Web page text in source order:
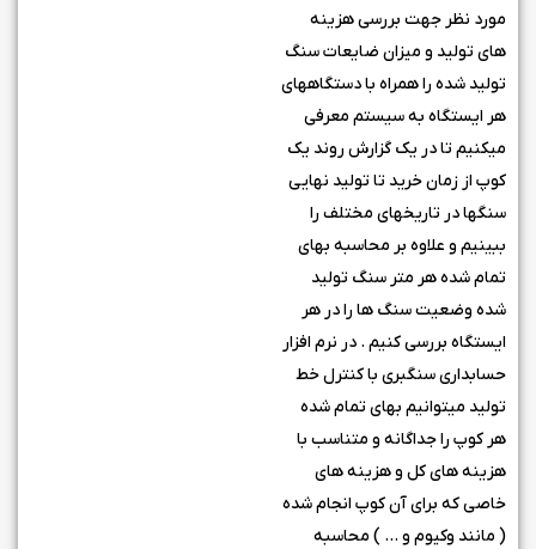
مورد نظر جهت بررسی هزینه
های تولید و میزان ضایعات سنگ
تولید شده را همراه با دستگاههای
هر ایستگاه به سیستم معرفی
میکنیم تا در یک گزارش روند یک
کوپ از زمان خرید تا تولید نهایی
سنگها در تاریخهای مختلف را
ببینیم و علاوه بر محاسبه بهای
تمام شده هر متر سنگ تولید
شده وضعیت سنگ ها را در هر
ایستگاه بررسی کنیم . در نرم افزار
حسابداری سنگبری با کنترل خط
تولید میتوانیم بهای تمام شده
هر کوپ را جداگانه و متناسب با
هزینه های کل و هزینه های
خاصی که برای آن کوپ انجام شده
( مانند وکیوم و … ) محاسبه